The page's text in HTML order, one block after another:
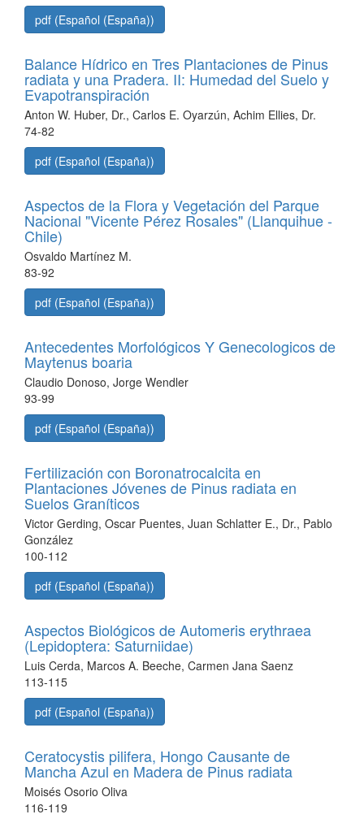
pdf (Español (España))
Balance Hídrico en Tres Plantaciones de Pinus
radiata y una Pradera. II: Humedad del Suelo y
Evapotranspiración
Anton W. Huber, Dr., Carlos E. Oyarzún, Achim Ellies, Dr.
74-82
pdf (Español (España))
Aspectos de la Flora y Vegetación del Parque
Nacional "Vicente Pérez Rosales" (Llanquihue -
Chile)
Osvaldo Martínez M.
83-92
pdf (Español (España))
Antecedentes Morfológicos Y Genecologicos de
Maytenus boaria
Claudio Donoso, Jorge Wendler
93-99
pdf (Español (España))
Fertilización con Boronatrocalcita en
Plantaciones Jóvenes de Pinus radiata en
Suelos Graníticos
Victor Gerding, Oscar Puentes, Juan Schlatter E., Dr., Pablo
González
100-112
pdf (Español (España))
Aspectos Biológicos de Automeris erythraea
(Lepidoptera: Saturniidae)
Luis Cerda, Marcos A. Beeche, Carmen Jana Saenz
113-115
pdf (Español (España))
Ceratocystis pilifera, Hongo Causante de
Mancha Azul en Madera de Pinus radiata
Moisés Osorio Oliva
116-119